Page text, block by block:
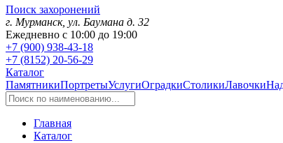
Поиск захоронений
г. Мурманск, ул. Баумана д. 32
Ежедневно с 10:00 до 19:00
+7 (900) 938-43-18
+7 (8152) 20-56-29
Каталог
ПамятникиПортретыУслугиОградкиСтоликиЛавочки
Главная
Каталог